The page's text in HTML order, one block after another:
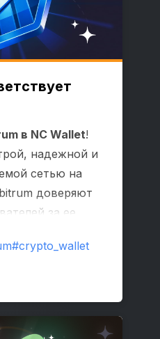
в NC Wallet!
надежной и
сетью на
доверяют
за ее
и токенов.
#crypto_wallet